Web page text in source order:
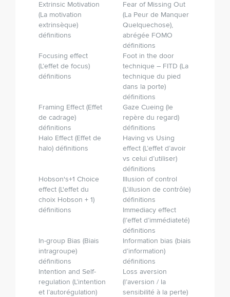
Extrinsic Motivation
(La motivation
extrinsèque)
définitions
Fear of Missing Out
(La Peur de Manquer
Quelque­chose),
abrégée FOMO
définitions
Focusing effect
(L’effet de focus)
définitions
Foot in the door
technique – FITD (La
technique du pied
dans la porte)
définitions
Framing Effect (Effet
de cadrage)
définitions
Gaze Cueing (le
repère du regard)
définitions
Halo Effect (Effet de
halo) définitions
Having vs Using
effect (L’effet d’avoir
vs celui d’utiliser)
définitions
Hobson's+1 Choice
effect (L'effet du
choix Hobson + 1)
définitions
Illusion of control
(L’illusion de contrôle)
définitions
Immediacy effect
(l’effet d’immédiateté)
définitions
In-group Bias (Biais
intragroupe)
définitions
Information bias (biais
d’information)
définitions
Intention and Self-
regulation (L’intention
et l’autorégulation)
Loss aversion
(l’aversion / la
sensibilité à la perte)